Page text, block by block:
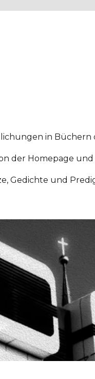
in Büchern
der Homepage und
Gedichte und